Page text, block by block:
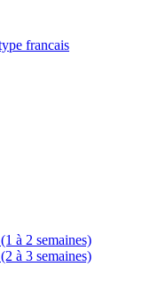
à 2 semaines)
à 3 semaines)